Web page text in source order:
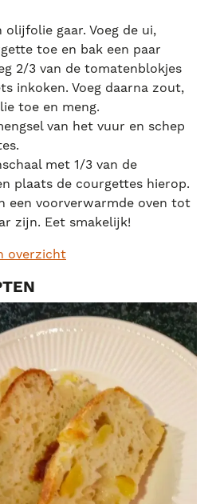
gaar. Voeg de ui,
toe en bak een paar
2/3 van de tomatenblokjes
inkoken. Voeg daarna zout,
toe en meng.
van het vuur en schep
met 1/3 van de
plaats de courgettes hierop.
een voorverwarmde oven tot
zijn. Eet smakelijk!
overzicht